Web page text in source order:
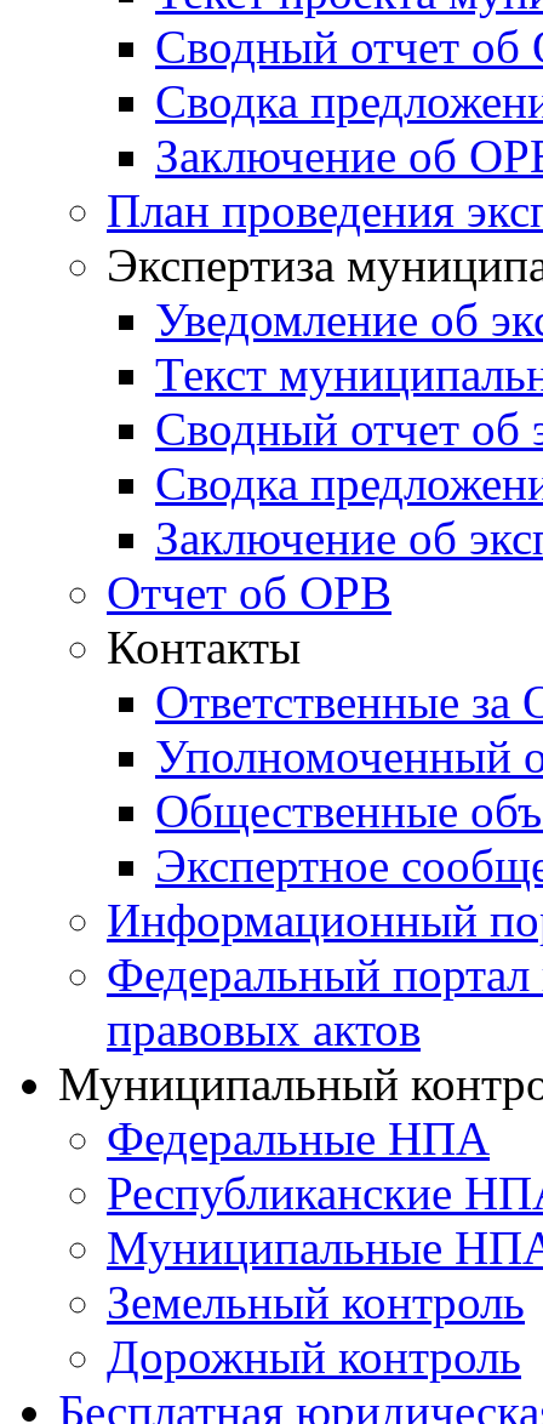
Сводный отчет
Сводка
Заключение об
План проведения
Экспертиза
Уведомление об
Текст
Сводный отчет об
Сводка
Заключение об
Отчет об ОРВ
Контакты
Ответственные
Уполномоченный
Общественные
Экспертное
Информационный
Федеральный
правовых актов
Муниципальный
Федеральные НПА
Республиканские
Муниципальные
Земельный контроль
Дорожный контроль
Бесплатная